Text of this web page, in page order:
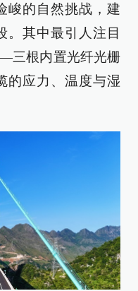
峻的自然挑战，建
。其中最引人注目
三根内置光纤光栅
的应力、温度与湿